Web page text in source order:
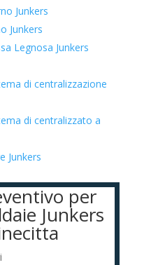
Junkers
Junkers
Legnosa Junkers
di centralizzazione
di centralizzato a
Junkers
per
Junkers